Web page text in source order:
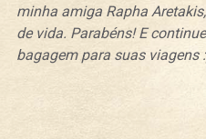
minha amiga Rapha
de vida. Parabéns! E
bagagem para suas viagens